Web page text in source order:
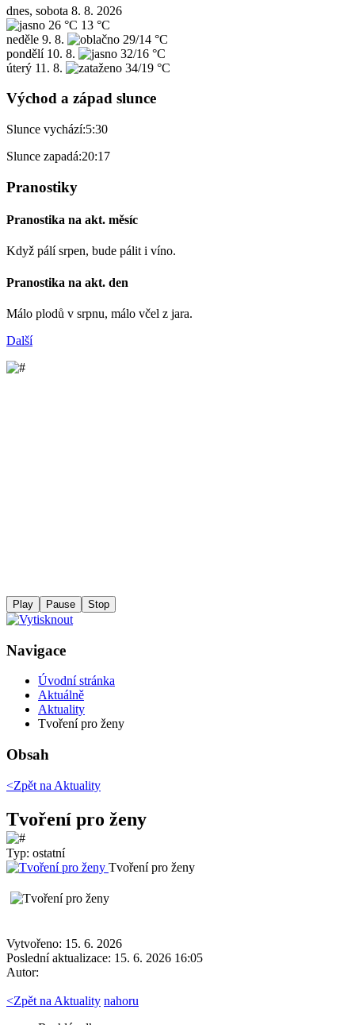
dnes, sobota 8. 8. 2026
26 °C 13 °C
neděle 9. 8.
29/14 °C
pondělí 10. 8.
32/16 °C
úterý 11. 8. 34/19 °C
Východ a západ slunce
Slunce vychází:5:30
Slunce zapadá:20:17
Pranostiky
Pranostika na akt. měsíc
Když pálí srpen, bude pálit i víno.
Pranostika na akt. den
Málo plodů v srpnu, málo včel z jara.
Další
Play Pause Stop
Navigace
Úvodní stránka
Aktuálně
Aktuality
Tvoření pro ženy
Obsah
<Zpět na Aktuality
Tvoření pro ženy
Typ: ostatní
Tvoření pro ženy
Vytvořeno: 15. 6. 2026
Poslední aktualizace: 15. 6. 2026 16:05
Autor:
<Zpět na Aktuality nahoru